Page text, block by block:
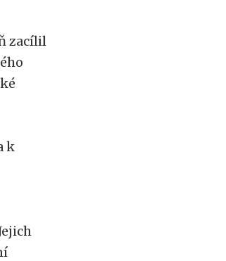
zacílil
k